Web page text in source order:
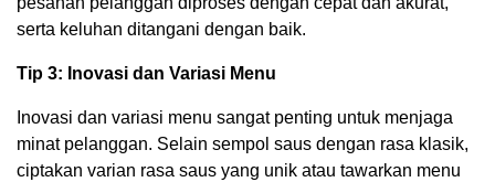
serta keluhan ditangani dengan baik.
Tip 3: Inovasi dan Variasi Menu
Inovasi dan variasi menu sangat penting untuk menjaga
minat pelanggan. Selain sempol saus dengan rasa klasik,
ciptakan varian rasa saus yang unik atau tawarkan menu